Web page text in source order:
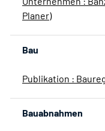
Planer)
Bau
Publikation :
Bauabnahmen